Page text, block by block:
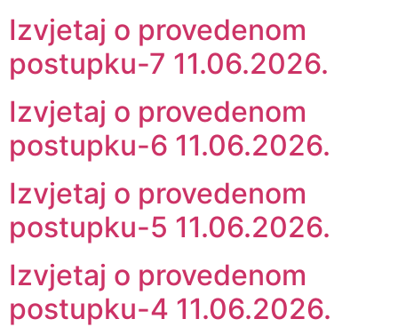
Izvjetaj o provedenom
postupku-7 11.06.2026.
Izvjetaj o provedenom
postupku-6 11.06.2026.
Izvjetaj o provedenom
postupku-5 11.06.2026.
Izvjetaj o provedenom
postupku-4 11.06.2026.